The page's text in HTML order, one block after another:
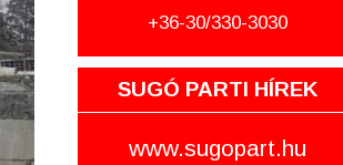
+36-30/330-3030
SUGÓ PARTI HÍREK
www.sugopart.hu